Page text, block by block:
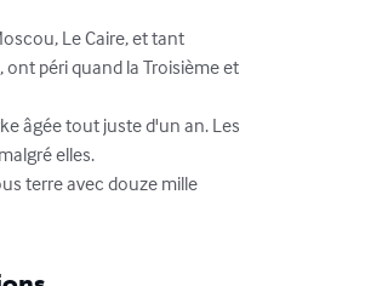
Le Caire, et tant
péri quand la Troisième et
âgée tout juste d'un an. Les
elles.
terre avec douze mille